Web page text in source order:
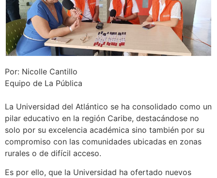
Por: Nicolle Cantillo
Equipo de La Pública
La Universidad del Atlántico se ha consolidado como un
pilar educativo en la región Caribe, destacándose no
solo por su excelencia académica sino también por su
compromiso con las comunidades ubicadas en zonas
rurales o de difícil acceso.
Es por ello, que la Universidad ha ofertado nuevos